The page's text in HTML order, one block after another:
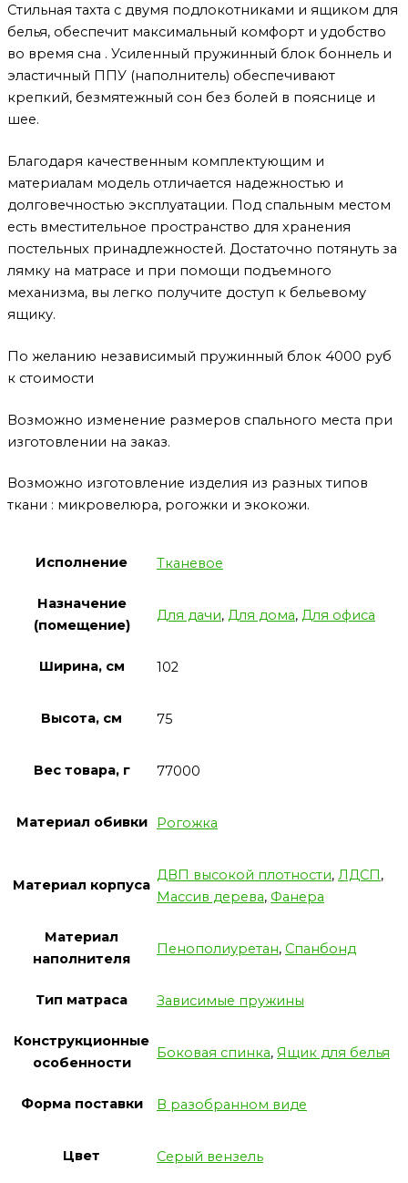
Стильная тахта с двумя подлокотниками и ящиком для
белья, обеспечит максимальный комфорт и удобство
во время сна . Усиленный пружинный блок боннель и
эластичный ППУ (наполнитель) обеспечивают
крепкий, безмятежный сон без болей в пояснице и
шее.
Благодаря качественным комплектующим и
материалам модель отличается надежностью и
долговечностью эксплуатации. Под спальным местом
есть вместительное пространство для хранения
постельных принадлежностей. Достаточно потянуть за
лямку на матрасе и при помощи подъемного
механизма, вы легко получите доступ к бельевому
ящику.
По желанию независимый пружинный блок 4000 руб
к стоимости
Возможно изменение размеров спального места при
изготовлении на заказ.
Возможно изготовление изделия из разных типов
ткани : микровелюра, рогожки и экокожи.
Исполнение Тканевое
Назначение
(помещение)
Для дачи, Для дома, Для офиса
Ширина, см 102
Высота, см 75
Вес товара, г 77000
Материал обивки Рогожка
Материал корпуса
ДВП высокой плотности, ЛДСП,
Массив дерева, Фанера
Материал
наполнителя
Пенополиуретан, Спанбонд
Тип матраса Зависимые пружины
Конструкционные
особенности
Боковая спинка, Ящик для белья
Форма поставки В разобранном виде
Цвет Серый вензель